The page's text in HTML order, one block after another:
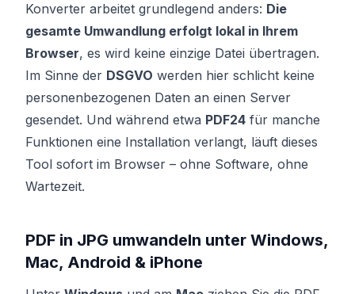
Konverter arbeitet grundlegend anders: Die
gesamte Umwandlung erfolgt lokal in Ihrem
Browser, es wird keine einzige Datei übertragen.
Im Sinne der DSGVO werden hier schlicht keine
personenbezogenen Daten an einen Server
gesendet. Und während etwa PDF24 für manche
Funktionen eine Installation verlangt, läuft dieses
Tool sofort im Browser – ohne Software, ohne
Wartezeit.
PDF in JPG umwandeln unter Windows,
Mac, Android & iPhone